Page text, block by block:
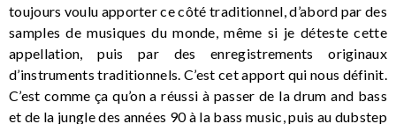
toujours voulu apporter ce côté traditionnel, d’abord par des
samples de musiques du monde, même si je déteste cette
appellation, puis par des enregistrements originaux
d’instruments traditionnels. C’est cet apport qui nous définit.
C’est comme ça qu’on a réussi à passer de la drum and bass
et de la jungle des années 90 à la bass music, puis au dubstep